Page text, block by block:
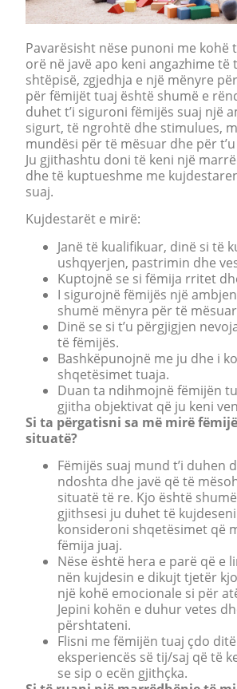
Pavarësisht nëse punoni me kohë
orë në javë apo keni angazhime të
shtëpisë, zgjedhja e një mënyre
për fëmijët tuaj është shumë e
duhet t’i siguroni fëmijës suaj një
sigurt, të ngrohtë dhe stimulues,
mundësi për të mësuar dhe për
Ju gjithashtu doni të keni një
dhe të kuptueshme me
suaj.
Kujdestarët e mirë:
Janë të kualifikuar, dinë si të
ushqyerjen, pastrimin dhe
Kuptojnë se si fëmija rritet
I sigurojnë fëmijës një
shumë mënyra për të
Dinë se si t’u përgjigjen
të fëmijës.
Bashkëpunojnë me ju dhe i
shqetësimet tuaja.
Duan ta ndihmojnë fëmijën
gjitha objektivat që ju keni
Si ta përgatisni sa më mirë
situatë?
Fëmijës suaj mund t’i duhen
ndoshta dhe javë që të
situatë të re. Kjo është
gjithsesi ju duhet të kujdeseni
konsideroni shqetësimet që
fëmija juaj.
Nëse është hera e parë që e
nën kujdesin e dikujt tjetër
një kohë emocionale si për
Jepini kohën e duhur vetes
përshtateni.
Flisni me fëmijën tuaj çdo
eksperiencës së tij/saj që të
se sip o ecën gjithçka.